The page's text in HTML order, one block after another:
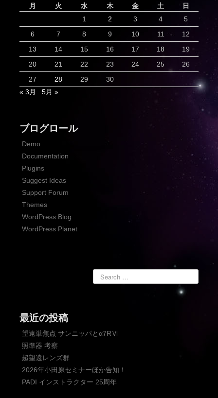
月
火 水 木 金 土
日
1
2 3 4
5
6
7 8 9 10 11
12
13
14 15 16 17 18
19
20
21 22 23 24 25
26
27
28 29
30
« 3月
5月 »
ブログロール
Demo
Documentation
Plugins
Suggest Ideas
Support Forum
Themes
WordPress Blog
WordPress Planet
最近の投稿
望遠単焦点 サンニッパとα7RⅥ
照準器 考察
超望遠レンズ群
2026年小田原セミナーほか告知！
PADI インストラクター 25周年